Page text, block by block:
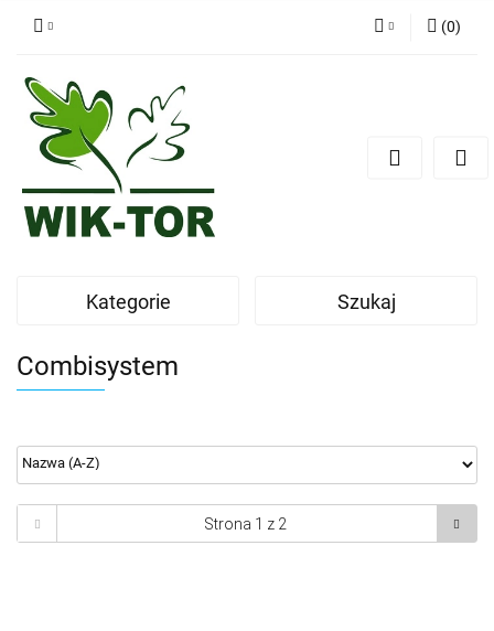
Dodaj zgłoszenie
(0)
Kategorie Szukaj
Combisystem